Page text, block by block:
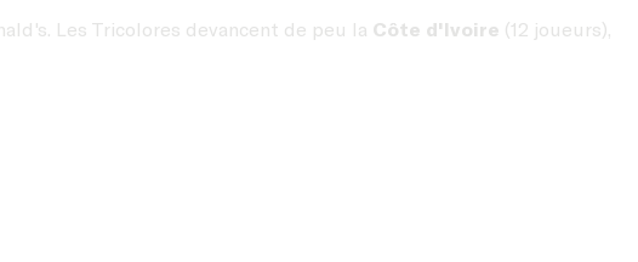
Les Tricolores devancent de peu la Côte d'Ivoire (12 joueurs),